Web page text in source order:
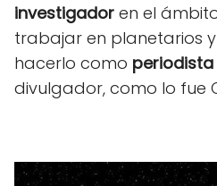
investigador en el
trabajar en planetarios
hacerlo como
divulgador, como lo fue